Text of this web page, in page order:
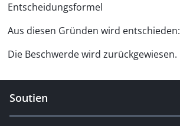
Entscheidungsformel
Aus diesen Gründen wird entschieden:
Die Beschwerde wird zurückgewiesen.
Soutien